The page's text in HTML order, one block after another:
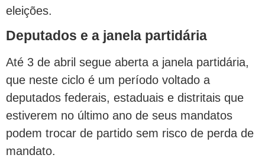
eleições.
Deputados e a janela partidária
Até 3 de abril segue aberta a janela partidária,
que neste ciclo é um período voltado a
deputados federais, estaduais e distritais que
estiverem no último ano de seus mandatos
podem trocar de partido sem risco de perda de
mandato.